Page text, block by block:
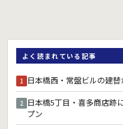
よく読まれている記事
1 日本橋西・常盤ビルの建
2 日本橋5丁目・喜多商店跡
プン